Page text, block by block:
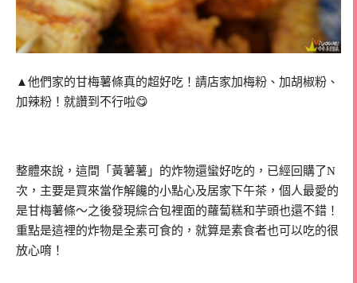
▲他們家的甘梅薯條真的超好吃！請店家加梅粉、加胡椒粉、
加辣粉！就讚到不行啦😋
整體來說，這間「黃薯薯」的炸物還蠻好吃的，已經回購了N
次，主要是買來當作解饞的小點心及居家下午茶，個人最愛的
是甘梅薯條～之後發現綜合包裡面的蘿蔔糕和芋頭也還不錯！
重點是這裡的炸物是全素可食的，就算是素食者也可以吃的很
放心唷！